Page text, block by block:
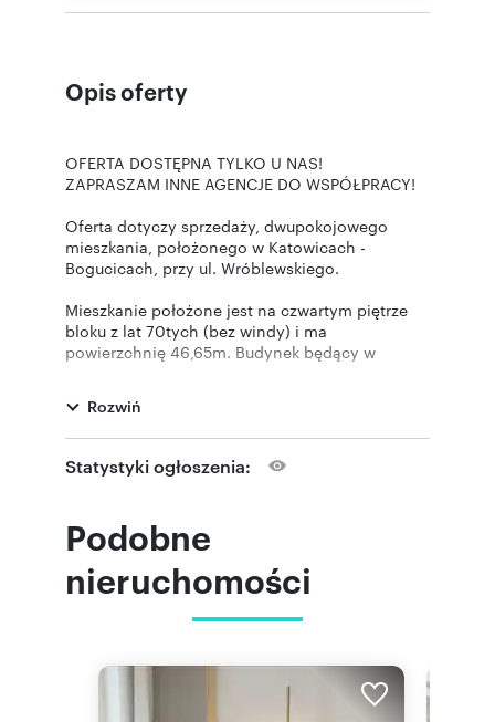
Opis oferty
OFERTA DOSTĘPNA TYLKO U NAS!
ZAPRASZAM INNE AGENCJE DO WSPÓŁPRACY!
Oferta dotyczy sprzedaży, dwupokojowego
mieszkania, położonego w Katowicach -
Bogucicach, przy ul. Wróblewskiego.
Mieszkanie położone jest na czwartym piętrze
bloku z lat 70tych (bez windy) i ma
powierzchnię 46,65m. Budynek będący w
i ma parking naziemny, dostępny tylko dla
mieszkańców.
balkonem zorientowanym na zachód,
Rozwiń
Statystyki ogłoszenia:
Podobne
nieruchomości